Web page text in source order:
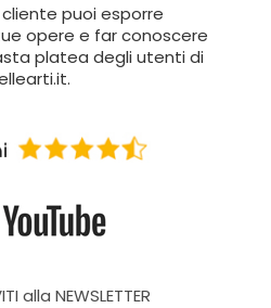
puoi esporre
opere e far conoscere
platea degli utenti di
alla NEWSLETTER